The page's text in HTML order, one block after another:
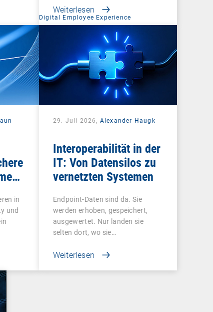
Weiterlesen
in
und
Digital Employee Experience
29. Juli 2026, Alexander Haugk
Interoperabilität in der
IT: Von Datensilos zu
vernetzten Systemen
Endpoint-Daten sind da. Sie
werden erhoben, gespeichert,
ausgewertet. Nur landen sie
selten dort, wo sie…
Weiterlesen